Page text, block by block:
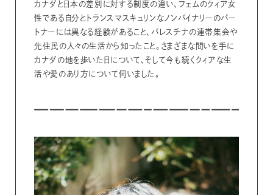
カナダと日本の差別に対する制度の違い、フェムのクィア女
性である自分とトランスマスキュリンなノンバイナリーのパー
トナーには異なる経験があること、パレスチナの連帯集会や
先住民の人々の生活から知ったこと。さまざまな問いを手に
カナダの地を歩いた日について、そして今も続くクィアな生
活や愛のあり方について伺いました。